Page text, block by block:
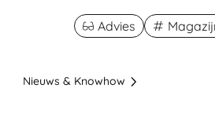
Advies
Nieuws & Knowhow